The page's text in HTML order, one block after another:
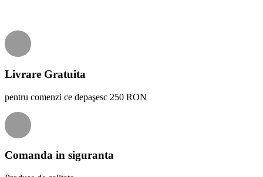
Livrare Gratuita
pentru comenzi ce depaşesc 250 RON
Comanda in siguranta